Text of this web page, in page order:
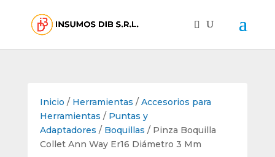
Inicio / Herramientas / Accesorios para
Herramientas / Puntas y
Adaptadores / Boquillas / Pinza Boquilla
Collet Ann Way Er16 Diámetro 3 Mm